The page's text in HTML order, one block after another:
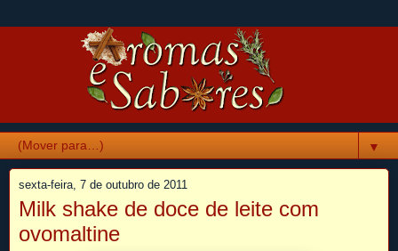
▼
sexta-feira, 7 de outubro de 2011
Milk shake de doce de leite com
ovomaltine